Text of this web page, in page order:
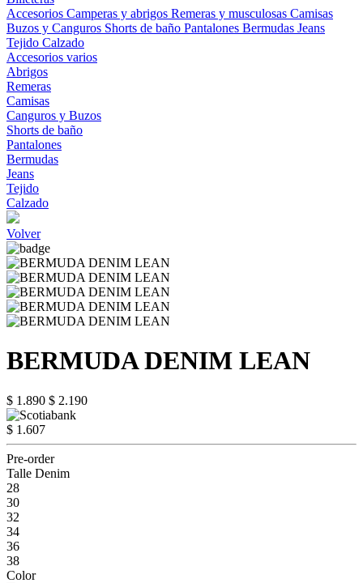
Accesorios Camperas y abrigos Remeras y musculosas Camisas
Buzos y Canguros Shorts de baño Pantalones Bermudas Jeans
Tejido Calzado
Accesorios varios
Abrigos
Remeras
Camisas
Canguros y Buzos
Shorts de baño
Pantalones
Bermudas
Jeans
Tejido
Calzado
Volver
BERMUDA DENIM LEAN
$ 1.890 $ 2.190
$ 1.607
Pre-order
Talle Denim
28
30
32
34
36
38
Color